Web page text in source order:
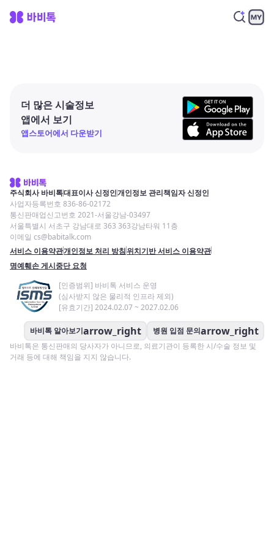
더 많은 시술정보
앱에서 보기
앱스토어에서 다운받기
주식회사 바비톡대표이사 신정인개인정보 관리책임자 신정인
사업자등록번호 836-86-02172
통신판매업신고번호 2021-서울강남-03497
서울특별시 서초구 강남대로 363 363강남타워 11층
이메일 cs@babitalk.com
서비스 이용약관개인정보 처리 방침위치기반 서비스 이용약관
명예훼손 게시중단 요청
[인증범위] 바비톡 서비스 운영
(심사받지 않은 물리적 인프라 제외)
[유효기간] 2024.02.07 ~ 2027.02.06
바비톡 알아보기arrow_right 병원 입점 문의arrow_right
바비톡은 통신판매의 당사자가 아니므로, 의료기관이 등록한 시/수술 정보 및
거래 등에 대해 책임을 지지 않습니다.